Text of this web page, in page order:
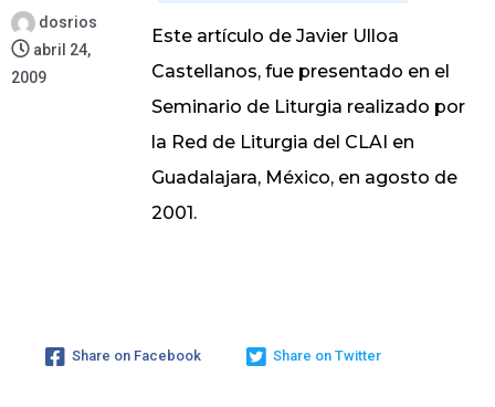
dosrios
abril 24,
2009
Este artículo de Javier Ulloa
Castellanos, fue presentado en el
Seminario de Liturgia realizado por
la Red de Liturgia del CLAI en
Guadalajara, México, en agosto de
2001.
Share on Facebook Share on Twitter